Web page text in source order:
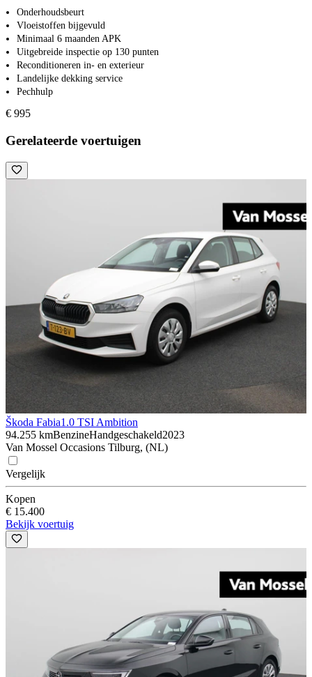
Onderhoudsbeurt
Vloeistoffen bijgevuld
Minimaal 6 maanden APK
Uitgebreide inspectie op 130 punten
Reconditioneren in- en exterieur
Landelijke dekking service
Pechhulp
€ 995
Gerelateerde voertuigen
Škoda Fabia1.0 TSI Ambition
94.255 kmBenzineHandgeschakeld2023
Van Mossel Occasions Tilburg, (NL)
Vergelijk
Kopen
€ 15.400
Bekijk voertuig